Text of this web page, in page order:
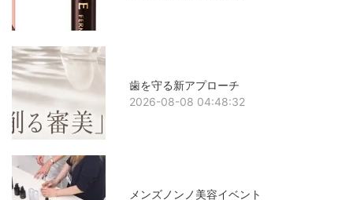
歯を守る新アプローチ
2026-08-08 04:48:32
メンズノンノ美容イベント